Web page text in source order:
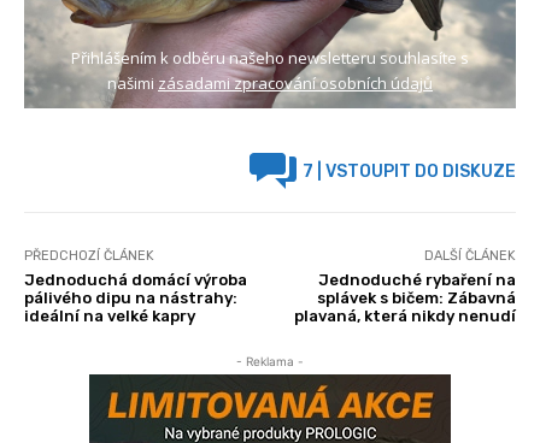
Přihlášením k odběru našeho newsletteru souhlasíte s
našimi zásadami zpracování osobních údajů
7 | VSTOUPIT DO DISKUZE
PŘEDCHOZÍ ČLÁNEK
Jednoduchá domácí výroba
pálivého dipu na nástrahy:
ideální na velké kapry
DALŠÍ ČLÁNEK
Jednoduché rybaření na
splávek s bičem: Zábavná
plavaná, která nikdy nenudí
- Reklama -